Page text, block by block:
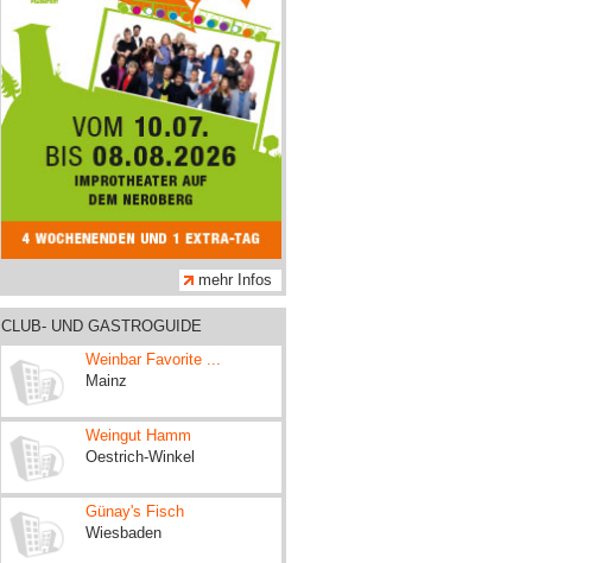
mehr Infos
CLUB- UND GASTROGUIDE
Weinbar Favorite ...
Mainz
Weingut Hamm
Oestrich-Winkel
Günay's Fisch
Wiesbaden